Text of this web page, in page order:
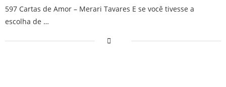
597 Cartas de Amor – Merari Tavares E se você tivesse a
escolha de …